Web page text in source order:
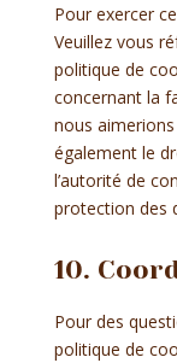
Pour exercer
Veuillez vous
politique de
concernant la
nous
également le
l’autorité de
protection des
10.
Pour des
politique de